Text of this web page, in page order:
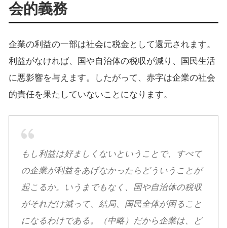
会的義務
企業の利益の一部は社会に税金として還元されます。
利益がなければ、国や自治体の税収が減り、国民生活
に悪影響を与えます。したがって、赤字は企業の社会
的責任を果たしていないことになります。
もし利益は好ましくないということで、すべて
の企業が利益をあげなかったらどういうことが
起こるか。いうまでもなく、国や自治体の税収
がそれだけ減って、結局、国民全体が困ること
になるわけである。（中略）だから企業は、ど